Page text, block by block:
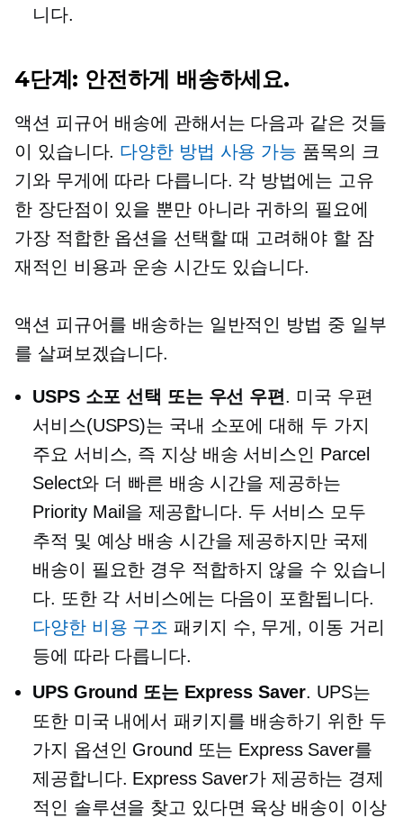
니다.
4단계: 안전하게 배송하세요.
액션 피규어 배송에 관해서는 다음과 같은 것들
이 있습니다. 다양한 방법 사용 가능 품목의 크
기와 무게에 따라 다릅니다. 각 방법에는 고유
한 장단점이 있을 뿐만 아니라 귀하의 필요에
가장 적합한 옵션을 선택할 때 고려해야 할 잠
재적인 비용과 운송 시간도 있습니다.
액션 피규어를 배송하는 일반적인 방법 중 일부
를 살펴보겠습니다.
USPS 소포 선택 또는 우선 우편 . 미국 우편
서비스(USPS)는 국내 소포에 대해 두 가지
주요 서비스, 즉 지상 배송 서비스인 Parcel
Select와 더 빠른 배송 시간을 제공하는
Priority Mail을 제공합니다. 두 서비스 모두
추적 및 예상 배송 시간을 제공하지만 국제
배송이 필요한 경우 적합하지 않을 수 있습니
다. 또한 각 서비스에는 다음이 포함됩니다.
다양한 비용 구조 패키지 수, 무게, 이동 거리
등에 따라 다릅니다.
UPS Ground 또는 Express Saver. UPS는
또한 미국 내에서 패키지를 배송하기 위한 두
가지 옵션인 Ground 또는 Express Saver를
제공합니다. Express Saver가 제공하는 경제
적인 솔루션을 찾고 있다면 육상 배송이 이상